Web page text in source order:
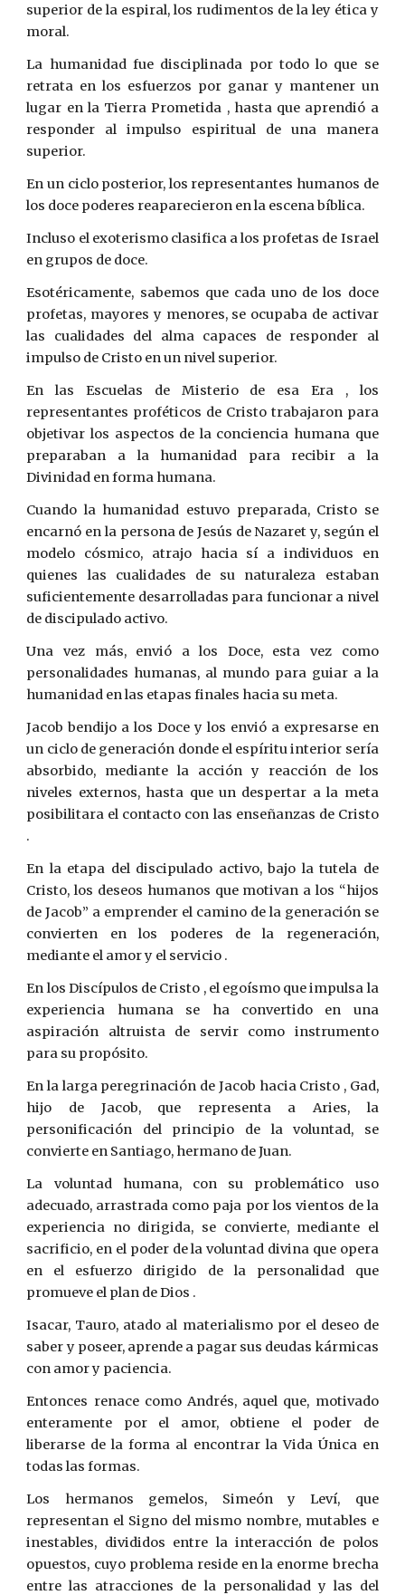
superior de la espiral, los rudimentos de la ley ética y
moral.
La humanidad fue disciplinada por todo lo que se
retrata en los esfuerzos por ganar y mantener un
lugar en la Tierra Prometida , hasta que aprendió a
responder al impulso espiritual de una manera
superior.
En un ciclo posterior, los representantes humanos de
los doce poderes reaparecieron en la escena bíblica.
Incluso el exoterismo clasifica a los profetas de Israel
en grupos de doce.
Esotéricamente, sabemos que cada uno de los doce
profetas, mayores y menores, se ocupaba de activar
las cualidades del alma capaces de responder al
impulso de Cristo en un nivel superior.
En las Escuelas de Misterio de esa Era , los
representantes proféticos de Cristo trabajaron para
objetivar los aspectos de la conciencia humana que
preparaban a la humanidad para recibir a la
Divinidad en forma humana.
Cuando la humanidad estuvo preparada, Cristo se
encarnó en la persona de Jesús de Nazaret y, según el
modelo cósmico, atrajo hacia sí a individuos en
quienes las cualidades de su naturaleza estaban
suficientemente desarrolladas para funcionar a nivel
de discipulado activo.
Una vez más, envió a los Doce, esta vez como
personalidades humanas, al mundo para guiar a la
humanidad en las etapas finales hacia su meta.
Jacob bendijo a los Doce y los envió a expresarse en
un ciclo de generación donde el espíritu interior sería
absorbido, mediante la acción y reacción de los
niveles externos, hasta que un despertar a la meta
posibilitara el contacto con las enseñanzas de Cristo
.
En la etapa del discipulado activo, bajo la tutela de
Cristo, los deseos humanos que motivan a los “hijos
de Jacob” a emprender el camino de la generación se
convierten en los poderes de la regeneración,
mediante el amor y el servicio .
En los Discípulos de Cristo , el egoísmo que impulsa la
experiencia humana se ha convertido en una
aspiración altruista de servir como instrumento
para su propósito.
En la larga peregrinación de Jacob hacia Cristo , Gad,
hijo de Jacob, que representa a Aries, la
personificación del principio de la voluntad, se
convierte en Santiago, hermano de Juan.
La voluntad humana, con su problemático uso
adecuado, arrastrada como paja por los vientos de la
experiencia no dirigida, se convierte, mediante el
sacrificio, en el poder de la voluntad divina que opera
en el esfuerzo dirigido de la personalidad que
promueve el plan de Dios .
Isacar, Tauro, atado al materialismo por el deseo de
saber y poseer, aprende a pagar sus deudas kármicas
con amor y paciencia.
Entonces renace como Andrés, aquel que, motivado
enteramente por el amor, obtiene el poder de
liberarse de la forma al encontrar la Vida Única en
todas las formas.
Los hermanos gemelos, Simeón y Leví, que
representan el Signo del mismo nombre, mutables e
inestables, divididos entre la interacción de polos
opuestos, cuyo problema reside en la enorme brecha
entre las atracciones de la personalidad y las del